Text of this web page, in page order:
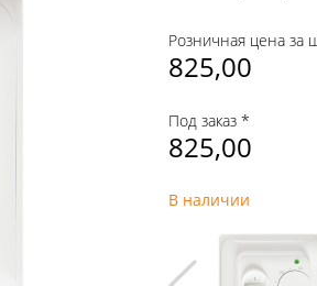
Розничная цена за
825,00
Под заказ *
825,00
В наличии